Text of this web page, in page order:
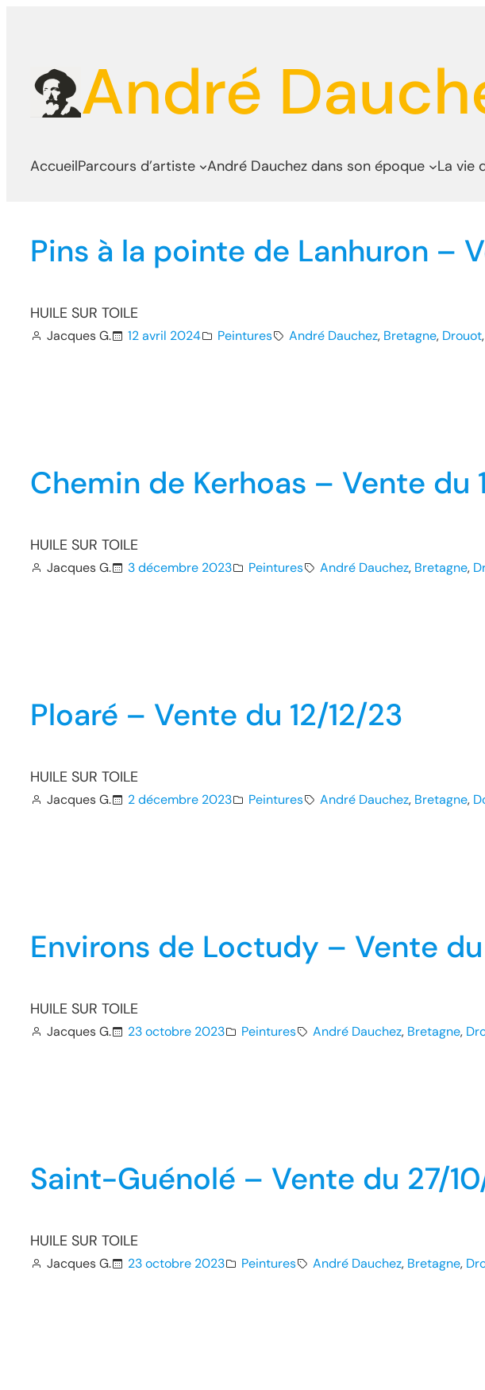
contenu
André
AccueilParcours d’artiste André Dauchez dans son époque La vie
Pins à la pointe de Lanhuron –
HUILE SUR TOILE
Jacques G. 12 avril 2024 Peintures André Dauchez, Bretagne, Drouot,
Chemin de Kerhoas – Vente du
HUILE SUR TOILE
Jacques G. 3 décembre 2023 Peintures André Dauchez, Bretagne,
Ploaré – Vente du 12/12/23
HUILE SUR TOILE
Jacques G. 2 décembre 2023 Peintures André Dauchez, Bretagne,
Environs de Loctudy – Vente
HUILE SUR TOILE
Jacques G. 23 octobre 2023 Peintures André Dauchez, Bretagne,
Saint-Guénolé – Vente du 27/
HUILE SUR TOILE
Jacques G. 23 octobre 2023 Peintures André Dauchez, Bretagne,